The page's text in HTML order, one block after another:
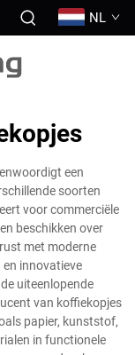
NL
een
soorten
voor commerciële
beschikken over
met moderne
innovatieve
uiteenlopende
van koffiekopjes
papier, kunststof,
in functionele